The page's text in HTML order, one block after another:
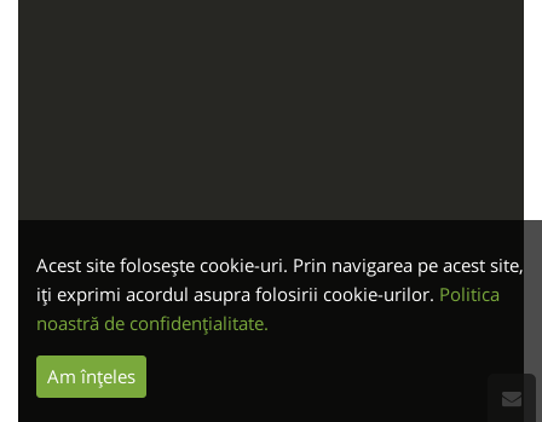
Acest site folosește cookie-uri. Prin navigarea pe acest site,
iți exprimi acordul asupra folosirii cookie-urilor. Politica
noastră de confidențialitate.
Am înțeles